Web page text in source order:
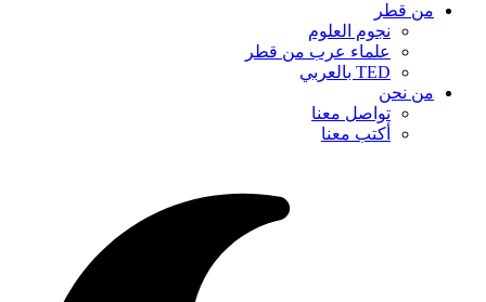
من قطر
نجوم العلوم
علماء عرب من قطر
TED بالعربي
من نحن
تواصل معنا
أكتب معنا